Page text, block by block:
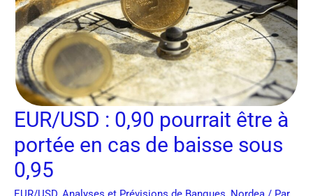
EUR/USD : 0,90 pourrait être à
portée en cas de baisse sous
0,95
0,90
pourrait
être
à
portée
cas
de
baisse
sous